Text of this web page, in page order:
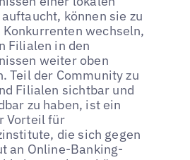
auftaucht, können sie zu
Konkurrenten wechseln,
Filialen in den
weiter oben
Teil der Community zu
Filialen sichtbar und
zu haben, ist ein
Vorteil für
die sich gegen
an Online-Banking-